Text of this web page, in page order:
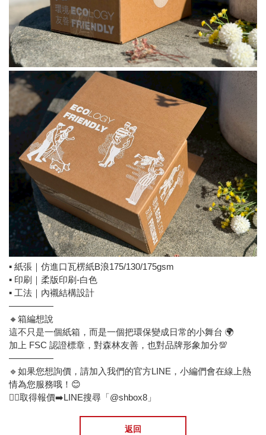
▪ 紙張｜仿進口瓦楞紙B浪175/130/175gsm
▪ 印刷｜柔版印刷-白色
▪ 工法｜內襯結構設計
—————
🔸箱編想說
這不只是一個紙箱，而是一個把環保變成日常的小舞台 🌍
加上 FSC 認證標章，對森林友善，也對品牌形象加分💯
—————
🔹如果您想詢價，請加入我們的官方LINE，小編們會在線上熱
情為您服務哦！😊
🙋‍♂️取得報價➡️LINE搜尋「@shbox8」
返回